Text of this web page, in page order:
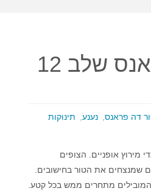
שלב 12
דה פראנס, נענע, תינוקות
מירוץ אופניים. הצופים
שמנצחים את הטור בחישובים.
מתחרים ממש בכל קטע.